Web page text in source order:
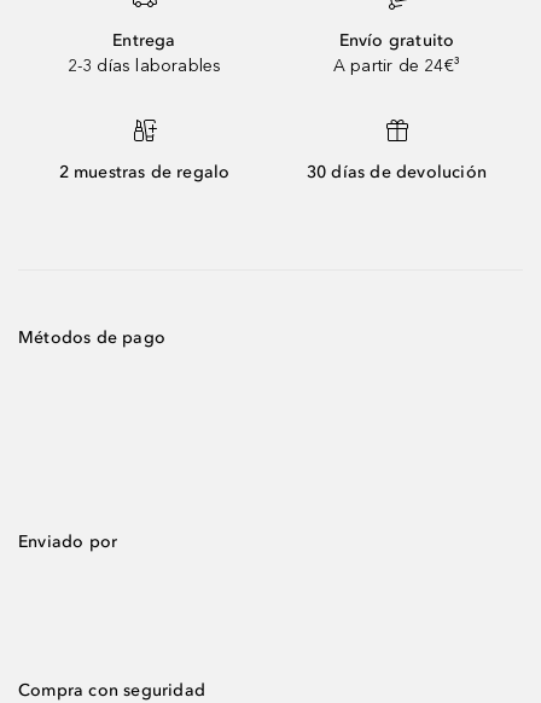
Entrega
2-3 días laborables
Envío gratuito
A partir de 24€³
2 muestras de regalo 30 días de devolución
Métodos de pago
Enviado por
Compra con seguridad